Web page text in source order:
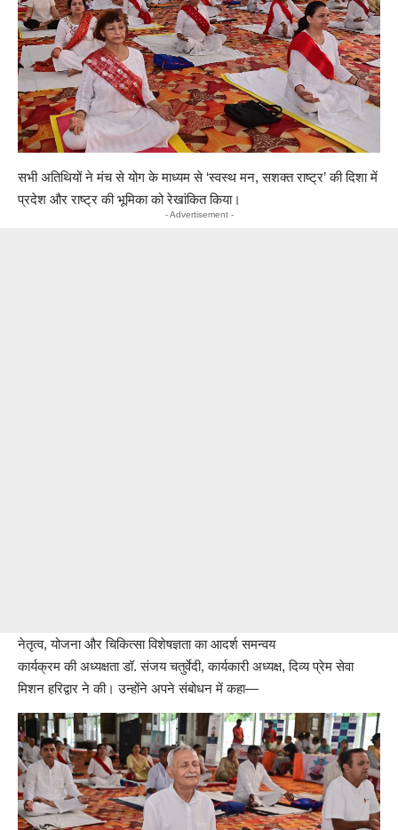
सभी अतिथियों ने मंच से योग के माध्यम से ‘स्वस्थ मन, सशक्त राष्ट्र’ की दिशा में
प्रदेश और राष्ट्र की भूमिका को रेखांकित किया।
- Advertisement -
नेतृत्व, योजना और चिकित्सा विशेषज्ञता का आदर्श समन्वय
कार्यक्रम की अध्यक्षता डॉ. संजय चतुर्वेदी, कार्यकारी अध्यक्ष, दिव्य प्रेम सेवा
मिशन हरिद्वार ने की। उन्होंने अपने संबोधन में कहा—